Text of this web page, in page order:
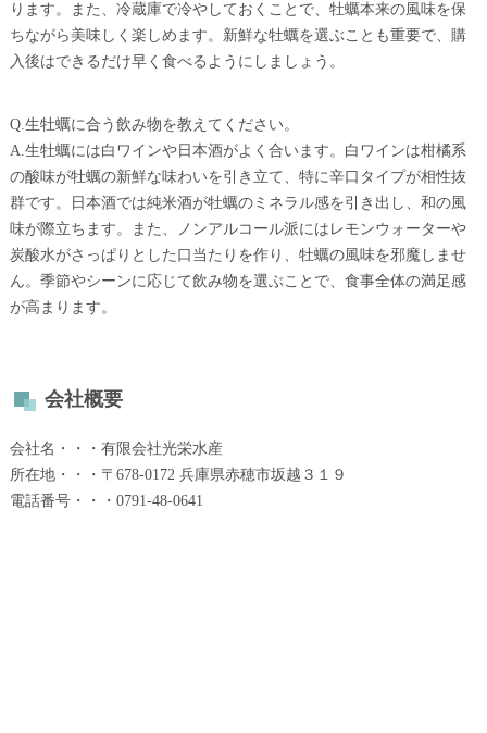
ります。また、冷蔵庫で冷やしておくことで、牡蠣本来の風味を保
ちながら美味しく楽しめます。新鮮な牡蠣を選ぶことも重要で、購
入後はできるだけ早く食べるようにしましょう。
Q.生牡蠣に合う飲み物を教えてください。
A.生牡蠣には白ワインや日本酒がよく合います。白ワインは柑橘系
の酸味が牡蠣の新鮮な味わいを引き立て、特に辛口タイプが相性抜
群です。日本酒では純米酒が牡蠣のミネラル感を引き出し、和の風
味が際立ちます。また、ノンアルコール派にはレモンウォーターや
炭酸水がさっぱりとした口当たりを作り、牡蠣の風味を邪魔しませ
ん。季節やシーンに応じて飲み物を選ぶことで、食事全体の満足感
が高まります。
会社概要
会社名・・・有限会社光栄水産
所在地・・・〒678-0172 兵庫県赤穂市坂越３１９
電話番号・・・0791-48-0641